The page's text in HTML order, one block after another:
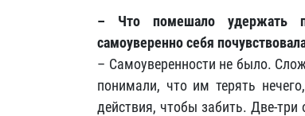
– Что помешало удержать
самоуверенно себя
– Самоуверенности не было.
понимали, что им терять
действия, чтобы забить. Две-